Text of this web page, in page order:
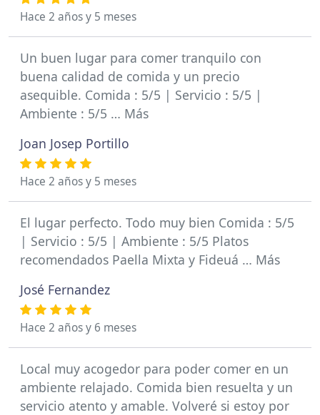
Hace 2 años y 5 meses
Un buen lugar para comer tranquilo con
buena calidad de comida y un precio
asequible. Comida : 5/5 | Servicio : 5/5 |
Ambiente : 5/5 … Más
Joan Josep Portillo
Hace 2 años y 5 meses
El lugar perfecto. Todo muy bien Comida : 5/5
| Servicio : 5/5 | Ambiente : 5/5 Platos
recomendados Paella Mixta y Fideuá … Más
José Fernandez
Hace 2 años y 6 meses
Local muy acogedor para poder comer en un
ambiente relajado. Comida bien resuelta y un
servicio atento y amable. Volveré si estoy por